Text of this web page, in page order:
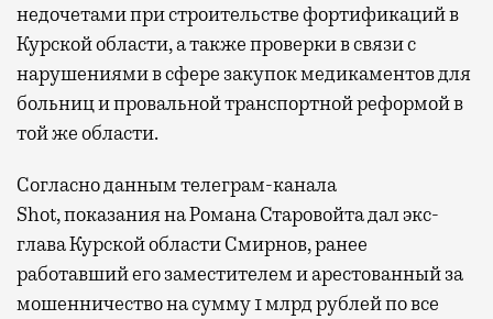
недочетами при строительстве фортификаций в
Курской области, а также проверки в связи с
нарушениями в сфере закупок медикаментов для
больниц и провальной транспортной реформой в
той же области.
Согласно данным телеграм-канала
Shot,показания на Романа Старовойта дал экс-
глава Курской области Смирнов, ранее
работавший его заместителем и арестованный за
мошенничество на сумму 1 млрд рублей по все